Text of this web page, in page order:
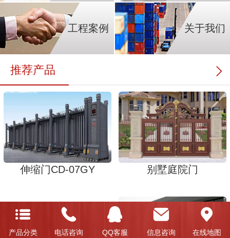
工程案例 关于我们
推荐产品
伸缩门CD-07GY 别墅庭院门
产品分类 电话咨询 QQ客服 信息咨询 在线地图